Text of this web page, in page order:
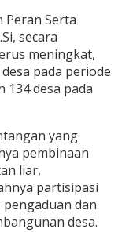
Peran Serta
secara
meningkat,
pada periode
134 desa pada
yang
pembinaan
liar,
partisipasi
dan
desa.